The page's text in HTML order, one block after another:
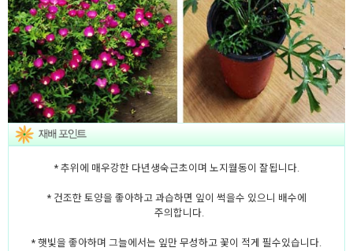
* 추위에 매우강한 다년생숙근초이며 노지월동이 잘됩니다.
* 건조한 토양을 좋아하고 과습하면 잎이 썩을수 있으니 배수에
주의합니다.
* 햇빛을 좋아하며 그늘에서는 잎만 무성하고 꽃이 적게 필수있습니다.